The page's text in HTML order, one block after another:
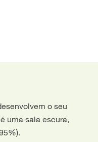
o seu
uma sala escura,